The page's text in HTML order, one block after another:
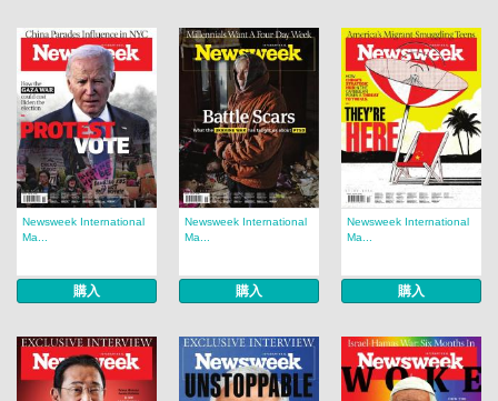
Newsweek International
Ma...
購入
Newsweek International
Ma...
購入
Newsweek International
Ma...
購入